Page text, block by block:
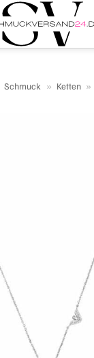
Schmuck » Ketten »